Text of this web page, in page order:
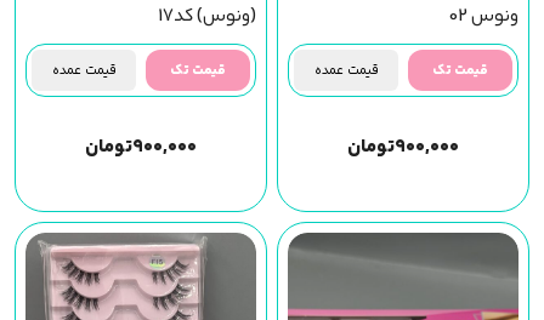
ونوس 02
قیمت تک قیمت عمده
۹۰۰,۰۰۰تومان
(ونوس) کد17
قیمت تک قیمت عمده
۹۰۰,۰۰۰تومان